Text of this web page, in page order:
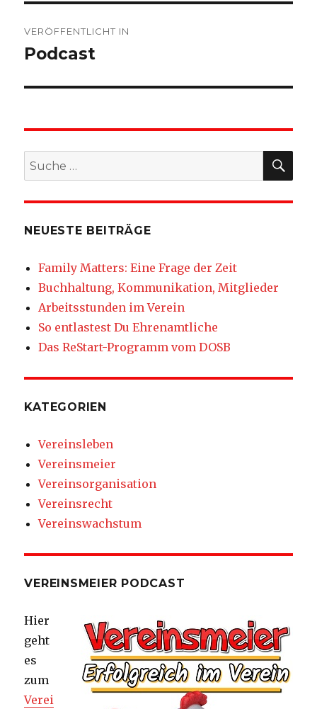
VERÖFFENTLICHT IN
Podcast
Suche
nach:
NEUESTE BEITRÄGE
Family Matters: Eine Frage der Zeit
Buchhaltung, Kommunikation, Mitglieder
Arbeitsstunden im Verein
So entlastest Du Ehrenamtliche
Das ReStart-Programm vom DOSB
KATEGORIEN
Vereinsleben
Vereinsmeier
Vereinsorganisation
Vereinsrecht
Vereinswachstum
VEREINSMEIER PODCAST
Hier
geht
es
zum
Verei